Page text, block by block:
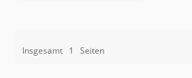
Insgesamt 1 Seiten